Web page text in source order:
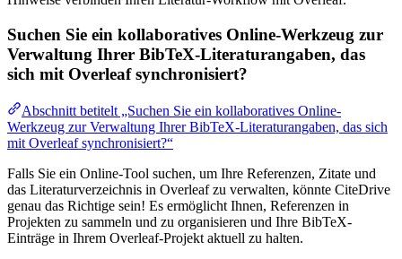
Suchen Sie ein kollaboratives Online-Werkzeug zur
Verwaltung Ihrer BibTeX-Literaturangaben, das
sich mit Overleaf synchronisiert?
Abschnitt betitelt „Suchen Sie ein kollaboratives Online-
Werkzeug zur Verwaltung Ihrer BibTeX-Literaturangaben, das sich
mit Overleaf synchronisiert?“
Falls Sie ein Online-Tool suchen, um Ihre Referenzen, Zitate und
das Literaturverzeichnis in Overleaf zu verwalten, könnte CiteDrive
genau das Richtige sein! Es ermöglicht Ihnen, Referenzen in
Projekten zu sammeln und zu organisieren und Ihre BibTeX-
Einträge in Ihrem Overleaf-Projekt aktuell zu halten.